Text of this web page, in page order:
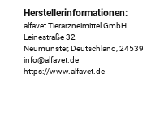
Herstellerinformationen:
alfavet Tierarzneimittel GmbH
Leinestraße 32
Neumünster, Deutschland, 24539
info@alfavet.de
https://www.alfavet.de